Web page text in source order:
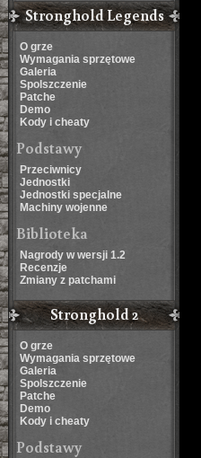
Stronghold Legends
O grze
Wymagania sprzętowe
Galeria
Spolszczenie
Patche
Demo
Kody i cheaty
Podstawy
Przeciwnicy
Jednostki
Jednostki specjalne
Machiny wojenne
Biblioteka
Nagrody w wersji 1.2
Recenzje
Zmiany z patchami
Stronghold 2
O grze
Wymagania sprzętowe
Galeria
Spolszczenie
Patche
Demo
Kody i cheaty
Podstawy